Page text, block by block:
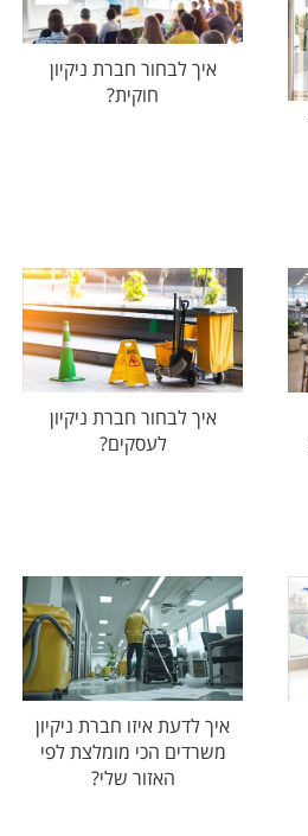
איך לבחור חברת ניקיון
חוקית?
איך לבחור חברת ניקיון
לעסקים?
איך לדעת איזו חברת ניקיון
משרדים הכי מומלצת לפי
האזור שלי?